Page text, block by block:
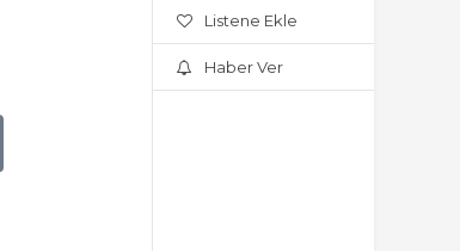
Listene Ekle
Haber Ver